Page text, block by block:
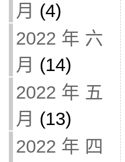
月 (4)
2022 年 六
月 (14)
2022 年 五
月 (13)
2022 年 四